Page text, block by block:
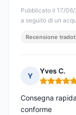
Pubblicato il 17/
a seguito di un
Recensione
Y
Yves C.
Nota: 5 su
Consegna
conforme